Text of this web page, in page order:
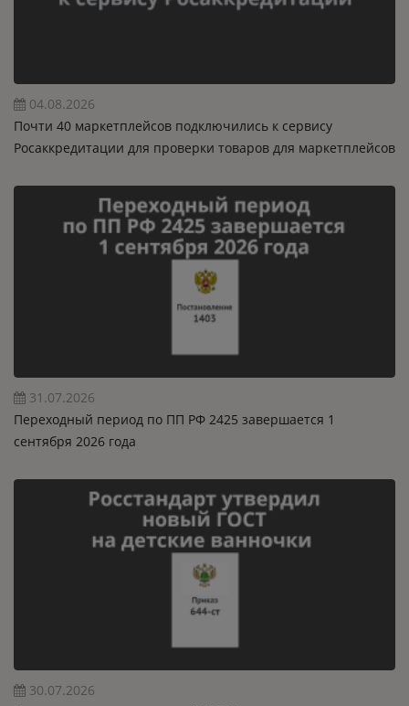
04.08.2026
Почти 40 маркетплейсов подключились к сервису
Росаккредитации для проверки товаров для маркетплейсов
31.07.2026
Переходный период по ПП РФ 2425 завершается 1
сентября 2026 года
30.07.2026